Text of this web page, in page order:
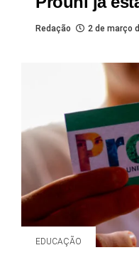
Redação 2 de março
EDUCAÇÃO